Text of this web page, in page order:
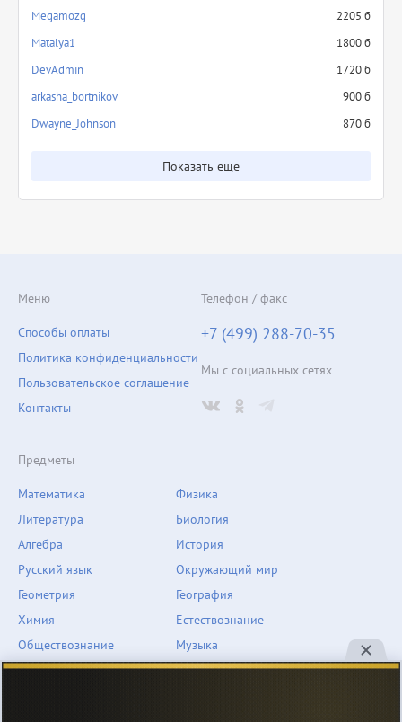
Megamozg
2205 б
Matalya1
1800 б
DevAdmin
1720 б
arkasha_bortnikov
900 б
Dwayne_Johnson
870 б
Показать еще
Предметы
Математика
Литература
Алгебра
Русский язык
Геометрия
Химия
Физика
Биология
История
Окружающий мир
География
Естествознание
Обществознание
Английский язык
Музыка
ОБЖ
Меню
Способы оплаты
Политика конфиденциальности
Пользовательское соглашение
Контакты
Телефон / факс
+7 (499) 288-70-35
Мы с социальных сетях